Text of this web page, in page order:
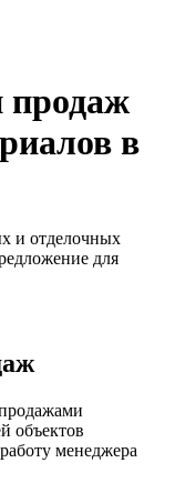
продаж
в
и отделочных
для
объектов
менеджера